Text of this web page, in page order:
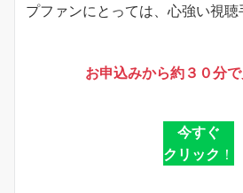
プファンにとっては、心強い視聴
お申込みから約３０分
今すぐ
クリック ！